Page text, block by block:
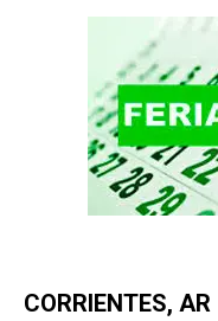
CORRIENTES, AR